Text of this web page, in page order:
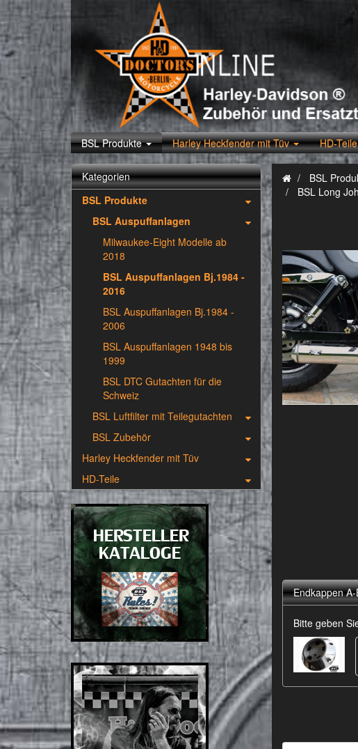
BSL Produkte Harley Heckfender mit Tüv HD-
BSL
BSL Long
Endkappen
Bitte geben
Kategorien
BSL Produkte
BSL Auspuffanlagen
Milwaukee-Eight Modelle ab
2018
BSL Auspuffanlagen Bj.1984 -
2016
BSL Auspuffanlagen Bj.1984 -
2006
BSL Auspuffanlagen 1948 bis
1999
BSL DTC Gutachten für die
Schweiz
BSL Luftfilter mit Teilegutachten
BSL Zubehör
Harley Heckfender mit Tüv
HD-Teile